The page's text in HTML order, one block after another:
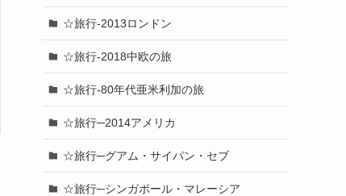
☆旅行-2013ロンドン
☆旅行-2018中欧の旅
☆旅行-80年代亜米利加の旅
☆旅行─2014アメリカ
☆旅行─グアム・サイパン・セブ
☆旅行─シンガポール・マレーシア